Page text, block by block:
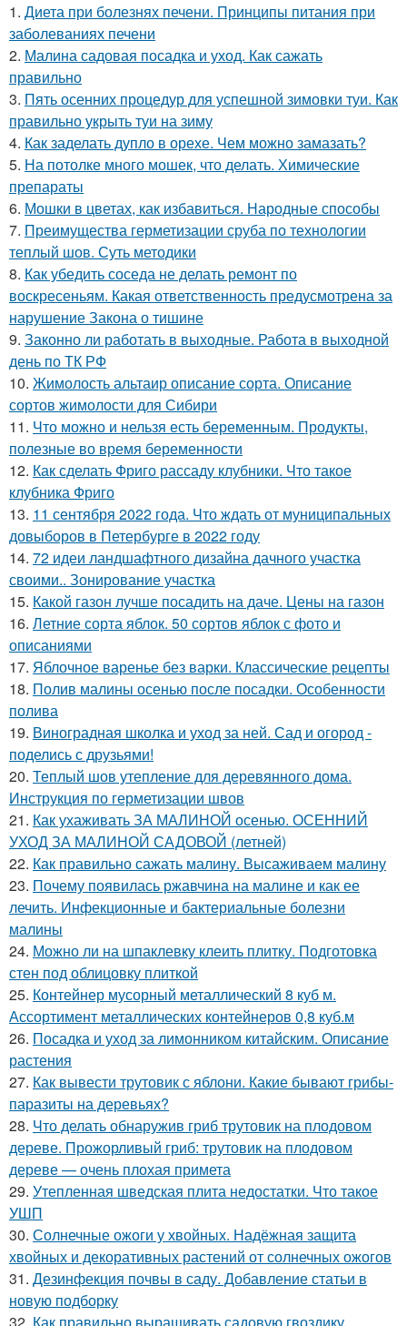
1. Диета при болезнях печени. Принципы питания при
заболеваниях печени
2. Малина садовая посадка и уход. Как сажать
правильно
3. Пять осенних процедур для успешной зимовки туи. Как
правильно укрыть туи на зиму
4. Как заделать дупло в орехе. Чем можно замазать?
5. На потолке много мошек, что делать. Химические
препараты
6. Мошки в цветах, как избавиться. Народные способы
7. Преимущества герметизации сруба по технологии
теплый шов. Суть методики
8. Как убедить соседа не делать ремонт по
воскресеньям. Какая ответственность предусмотрена за
нарушение Закона о тишине
9. Законно ли работать в выходные. Работа в выходной
день по ТК РФ
10. Жимолость альтаир описание сорта. Описание
сортов жимолости для Сибири
11. Что можно и нельзя есть беременным. Продукты,
полезные во время беременности
12. Как сделать Фриго рассаду клубники. Что такое
клубника Фриго
13. 11 сентября 2022 года. Что ждать от муниципальных
довыборов в Петербурге в 2022 году
14. 72 идеи ландшафтного дизайна дачного участка
своими.. Зонирование участка
15. Какой газон лучше посадить на даче. Цены на газон
16. Летние сорта яблок. 50 сортов яблок с фото и
описаниями
17. Яблочное варенье без варки. Классические рецепты
18. Полив малины осенью после посадки. Особенности
полива
19. Виноградная школка и уход за ней. Сад и огород -
поделись с друзьями!
20. Теплый шов утепление для деревянного дома.
Инструкция по герметизации швов
21. Как ухаживать ЗА МАЛИНОЙ осенью. ОСЕННИЙ
УХОД ЗА МАЛИНОЙ САДОВОЙ (летней)
22. Как правильно сажать малину. Высаживаем малину
23. Почему появилась ржавчина на малине и как ее
лечить. Инфекционные и бактериальные болезни
малины
24. Можно ли на шпаклевку клеить плитку. Подготовка
стен под облицовку плиткой
25. Контейнер мусорный металлический 8 куб м.
Ассортимент металлических контейнеров 0,8 куб.м
26. Посадка и уход за лимонником китайским. Описание
растения
27. Как вывести трутовик с яблони. Какие бывают грибы-
паразиты на деревьях?
28. Что делать обнаружив гриб трутовик на плодовом
дереве. Прожорливый гриб: трутовик на плодовом
дереве — очень плохая примета
29. Утепленная шведская плита недостатки. Что такое
УШП
30. Солнечные ожоги у хвойных. Надёжная защита
хвойных и декоративных растений от солнечных ожогов
31. Дезинфекция почвы в саду. Добавление статьи в
новую подборку